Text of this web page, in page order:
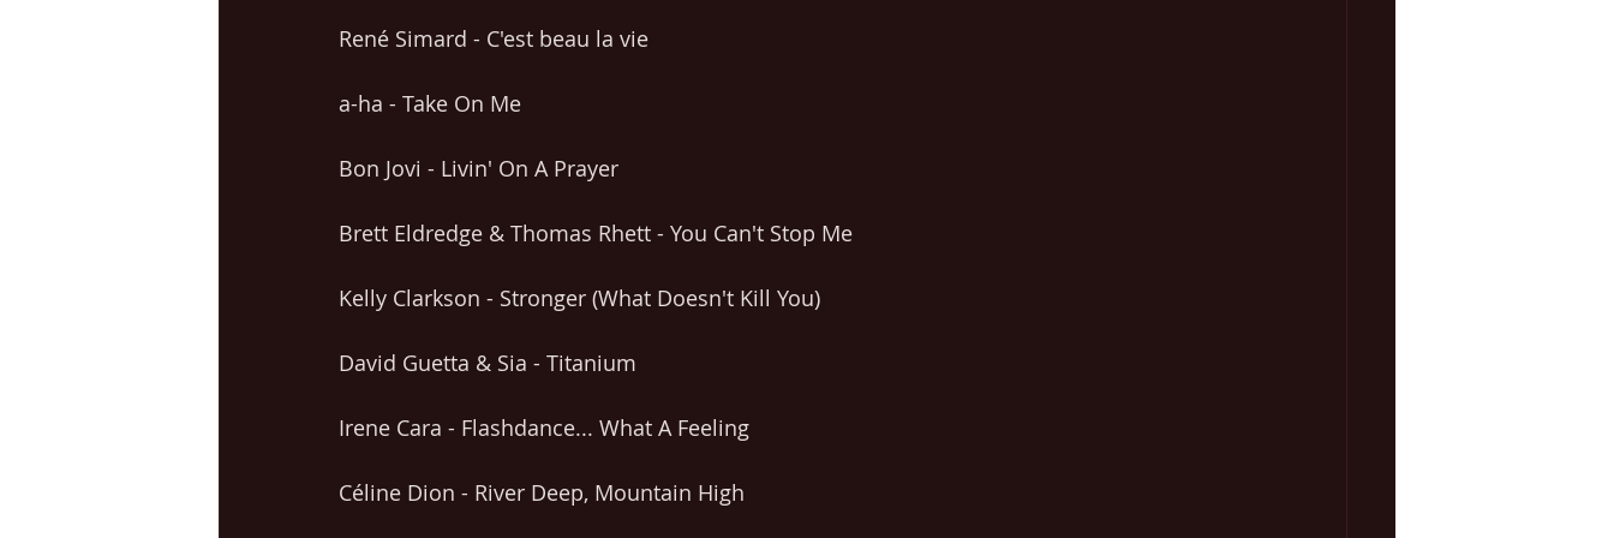
René Simard - C'est beau la vie
a-ha - Take On Me
Bon Jovi - Livin' On A Prayer
Brett Eldredge & Thomas Rhett - You Can't Stop Me
Kelly Clarkson - Stronger (What Doesn't Kill You)
David Guetta & Sia - Titanium
Irene Cara - Flashdance... What A Feeling
Céline Dion - River Deep, Mountain High